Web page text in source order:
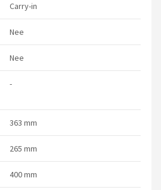
Carry-in
Nee
Nee
-
363 mm
265 mm
400 mm